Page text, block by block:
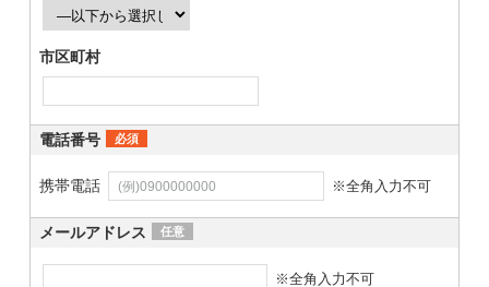
市区町村
電話番号 必須
携帯電話 ※全角入力不可
メールアドレス 任意
※全角入力不可